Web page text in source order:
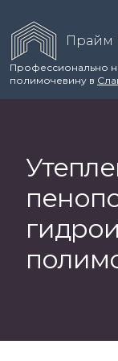
Прайм
Профессионально
полимочевину в